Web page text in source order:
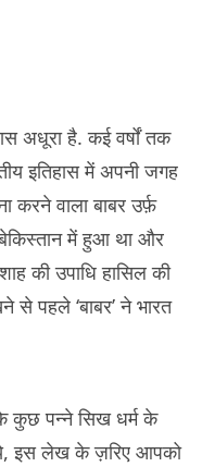
अधूरा है. कई वर्षों तक
इतिहास में अपनी जगह
करने वाला बाबर उर्फ़
में हुआ था और
की उपाधि हासिल की
से पहले ‘बाबर’ ने भारत
के कुछ पन्ने सिख धर्म के
इस लेख के ज़रिए आपको